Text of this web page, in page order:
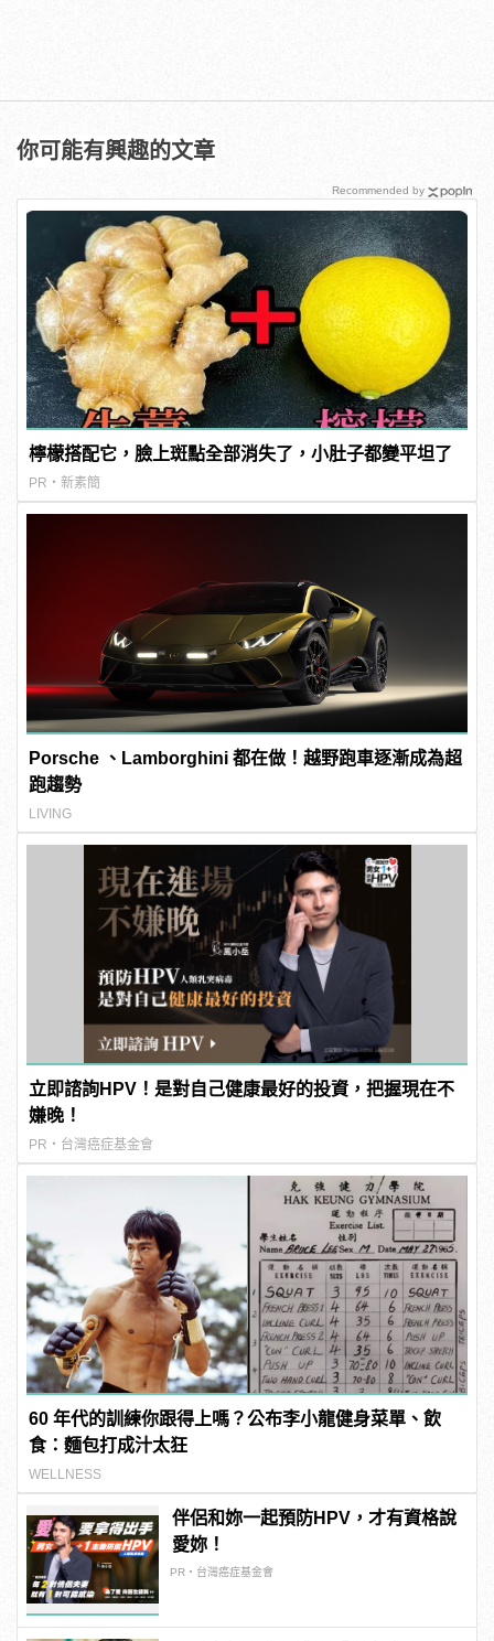
你可能有興趣的文章
檸檬搭配它，臉上斑點全部消失了，小肚子都變平坦了
PR・新素簡
Porsche 、Lamborghini 都在做！越野跑車逐漸成為超
跑趨勢
LIVING
立即諮詢HPV！是對自己健康最好的投資，把握現在不
嫌晚！
PR・台灣癌症基金會
60 年代的訓練你跟得上嗎？公布李小龍健身菜單、飲
食：麵包打成汁太狂
WELLNESS
伴侶和妳一起預防HPV，才有資格說
愛妳！
PR・台灣癌症基金會
Recommended by